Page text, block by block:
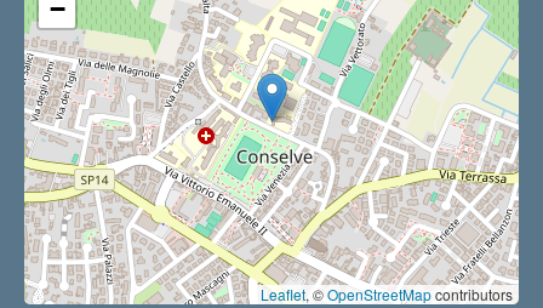
−
Leaflet, ©OpenStreetMapcontributors